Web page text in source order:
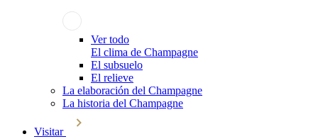
Ver todo
El clima de Champagne
El subsuelo
El relieve
La elaboración del Champagne
La historia del Champagne
Visitar